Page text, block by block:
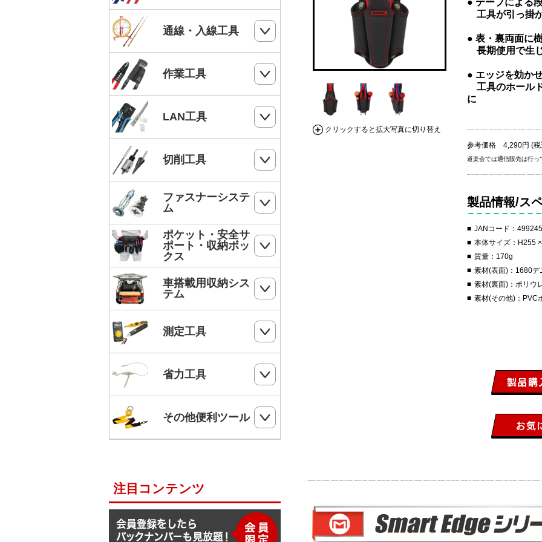
クリックすると拡大写真に切り替え
● テープによる
工具が引っ掛
● 表・裏両面に
長期使用で生
● エッジを効か
工具のホール
に
参考価格 4,290円 (税
道楽会では通信販売は行
製品情報/ス
JANコード：
本体サイズ：H255
質量：170g
素材(表面)：1680デ
素材(裏面)：ポリウ
素材(その他)：PVC
電気工事士技能試験工具セット
手動油圧圧着工具
MC4端子用圧着工具
フェルール端子 圧着工具
ケーブルカッター
ワイヤーカッター
ハードカッター
通線・入線工具
スネークラインシリーズ
Jetラインシリーズ
通線収納ケース
ジョイントライン
スーパーカーボン
スーパースネーク
スーパーイエロー
バケットランナー
SHランナー
ケーブルキャッチャー
ケーブルグリップ
電線リール・ドラムローラー・ウイン
電動ウインチ用ロープ
スチールワイヤー
F1ライン
よび線グリップ
作業工具
切断・パンチ
ストリッパー
電工ペンチ
カッター
電工ナイフ
電工レンチ/ダクトレンチハンマー
電気工事用鋏
鋸
ペンチ
ドライバー
ドリルチャック・シャンクアダプター
ラチェットレンチ
ソケットレンチセット
モンキレンチ
LAN工具
モジュラー圧着工具
LANケーブルストリッパー
モジュラープラグ
モジュラープラグカバー
LANツールキット
パンチダウンツール
切削工具
ドリル
DPドリル
ホールソー
ステップドリル・テーパードリル
ホールソー・ステップドリルセット
油圧フリーパンチ
ビット
ー
ファスナーシステ
ム
コンクリート・ALC用プラグ
ボードリベッター
ボードプラグ
ビス
ケーブルタイ
圧着端子ミニパック
ポケット・安全サ
ポート・収納ボッ
クス
フルハーネス
柱上安全帯用ベルト
幅広柱上安全帯用ベルト
ワークポジショニング用連結ベルト
柱上安全帯用ランヤード
セフティロープ
後付ショルダーベルト
Shuttoシリーズ
車搭載用収納シス
テム
フロアーキャビネット
サイドラック
測定工具
検電器・配線チェッカー
メジャー
省力工具
ベルトスリング
その他便利ツール
脚立ソックス
サビ取りスプレー
注目コンテンツ